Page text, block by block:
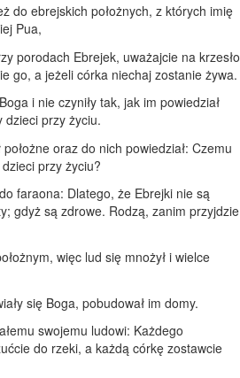
do ebrejskich położnych, z których imię
Pua,
porodach Ebrejek, uważajcie na krzesło
go, a jeżeli córka niechaj zostanie żywa.
i nie czyniły tak, jak im powiedział
dzieci przy życiu.
oraz do nich powiedział: Czemu
przy życiu?
faraona: Dlatego, że Ebrejki nie są
gdyż są zdrowe. Rodzą, zanim przyjdzie
więc lud się mnożył i wielce
się Boga, pobudował im domy.
swojemu ludowi: Każdego
do rzeki, a każdą córkę zostawcie